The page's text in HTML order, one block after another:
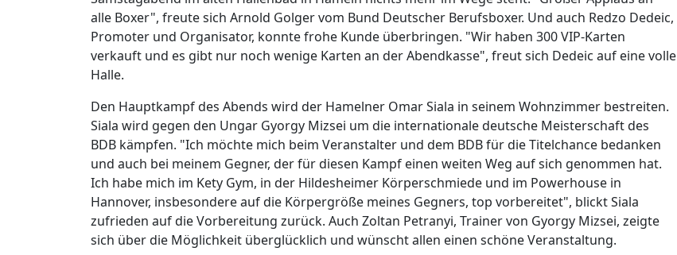
alle Boxer", freute sich Arnold Golger vom Bund Deutscher Berufsboxer. Und auch Redzo Dedeic,
Promoter und Organisator, konnte frohe Kunde überbringen. "Wir haben 300 VIP-Karten
verkauft und es gibt nur noch wenige Karten an der Abendkasse", freut sich Dedeic auf eine volle
Halle.
Den Hauptkampf des Abends wird der Hamelner Omar Siala in seinem Wohnzimmer bestreiten.
Siala wird gegen den Ungar Gyorgy Mizsei um die internationale deutsche Meisterschaft des
BDB kämpfen. "Ich möchte mich beim Veranstalter und dem BDB für die Titelchance bedanken
und auch bei meinem Gegner, der für diesen Kampf einen weiten Weg auf sich genommen hat.
Ich habe mich im Kety Gym, in der Hildesheimer Körperschmiede und im Powerhouse in
Hannover, insbesondere auf die Körpergröße meines Gegners, top vorbereitet", blickt Siala
zufrieden auf die Vorbereitung zurück. Auch Zoltan Petranyi, Trainer von Gyorgy Mizsei, zeigte
sich über die Möglichkeit überglücklich und wünscht allen einen schöne Veranstaltung.